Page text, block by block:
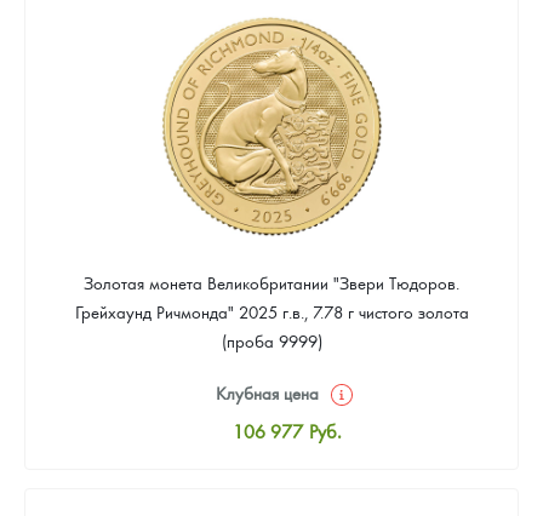
Цена выкупа
97 674 Руб.
Золотая монета Великобритании "Звери Тюдоров.
Грейхаунд Ричмонда" 2025 г.в., 7.78 г чистого золота
(проба 9999)
Клубная цена
106 977 Руб.